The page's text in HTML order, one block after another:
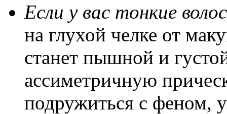
Если у вас тонкие
на глухой челке от
станет пышной и
ассиметричную
подружиться с феном,